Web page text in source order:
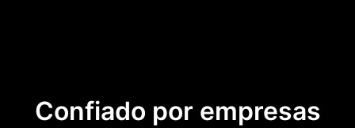
Confiado por empresas